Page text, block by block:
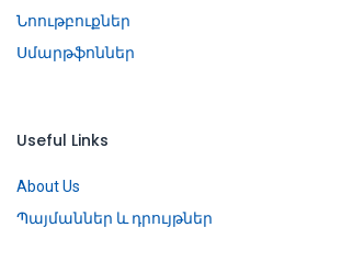
Նոութբուքներ
Սմարթֆոններ
Useful Links
About Us
Պայմաններ և դրույթներ